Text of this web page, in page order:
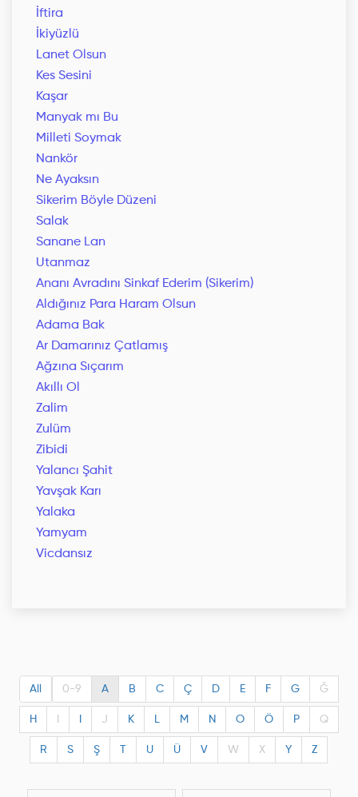
İftira
İkiyüzlü
Lanet Olsun
Kes Sesini
Kaşar
Manyak mı Bu
Milleti Soymak
Nankör
Ne Ayaksın
Sikerim Böyle Düzeni
Salak
Sanane Lan
Utanmaz
Ananı Avradını Sinkaf Ederim (Sikerim)
Aldığınız Para Haram Olsun
Adama Bak
Ar Damarınız Çatlamış
Ağzına Sıçarım
Akıllı Ol
Zalim
Zulüm
Zibidi
Yalancı Şahit
Yavşak Karı
Yalaka
Yamyam
Vicdansız
All 0-9 A B C Ç D E F G Ğ
H J K L M N O Ö P Q
R S Ş U Ü V W X Y Z